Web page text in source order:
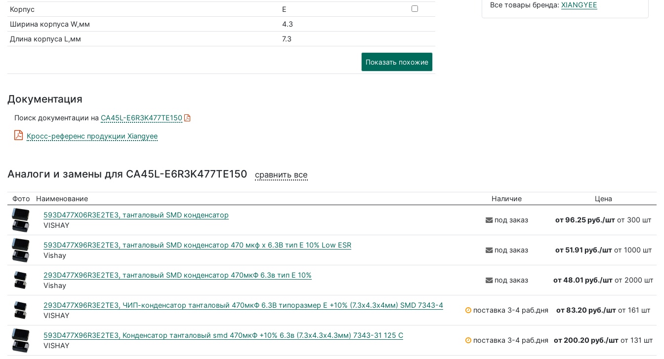
Корпус
E
Ширина корпуса W,мм
4.3
Длина корпуса L,мм
7.3
Показать похожие
Все товары бренда: XIANGYEE
Документация
Поиск документации наCA45L-E6R3K477TE150
Кросс-референс продукции Xiangyee
Аналоги и замены для CA45L-E6R3K477TE150 сравнить все
Фото Наименование Наличие
Цена
593D477X06R3E2TE3, танталовый SMD конденсатор
VISHAY
под заказ от 96.25 руб./шт от 300 шт
593D477X96R3E2TE3, танталовый SMD конденсатор 470 мкф х 6.3В тип E 10% Low ESR
Vishay
под заказ от 51.91 руб./штот 1000 шт
293D477X96R3E2TE3, танталовый SMD конденсатор 470мкФ 6.3в тип Е 10%
Vishay
под заказ от 48.01 руб./шт от 2000 шт
293D477X96R3E2TE3, ЧИП-конденсатор танталовый 470мкФ 6.3В типоразмер E +10% (7.3х4.3х4мм) SMD 7343-4
VISHAY
поставка 3-4 раб.дня от 83.20 руб./шт от 161 шт
593D477X96R3E2TE3, Конденсатор танталовый smd 470мкФ +10% 6.3в (7.3х4.3х4.3мм) 7343-31 125 C
VISHAY
поставка 3-4 раб.дня от 200.20 руб./шт от 131 шт